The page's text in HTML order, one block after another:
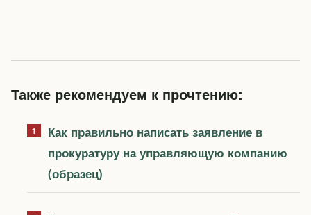
Также рекомендуем к прочтению:
Как правильно написать заявление в
прокуратуру на управляющую компанию
(образец)